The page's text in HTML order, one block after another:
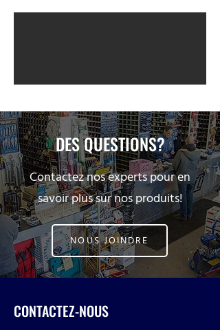
DES QUESTIONS?
Contactez nos experts pour en
savoir plus sur nos produits!
NOUS JOINDRE
CONTACTEZ-NOUS